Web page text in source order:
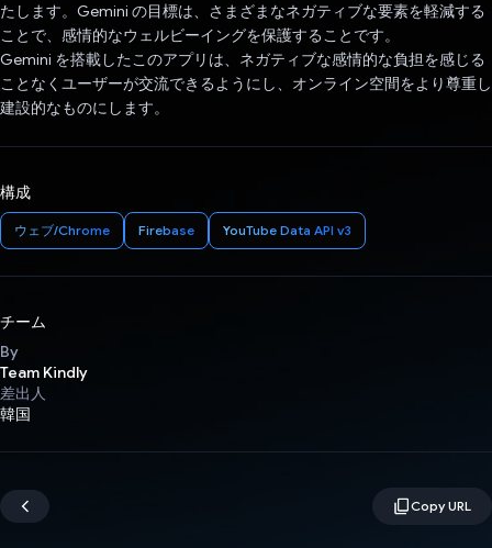
たします。Gemini の目標は、さまざまなネガティブな要素を軽減する
ことで、感情的なウェルビーイングを保護することです。
Gemini を搭載したこのアプリは、ネガティブな感情的な負担を感じる
ことなくユーザーが交流できるようにし、オンライン空間をより尊重し
建設的なものにします。
構成
ウェブ/Chrome Firebase YouTube Data API v3
チーム
By
Team Kindly
差出人
韓国